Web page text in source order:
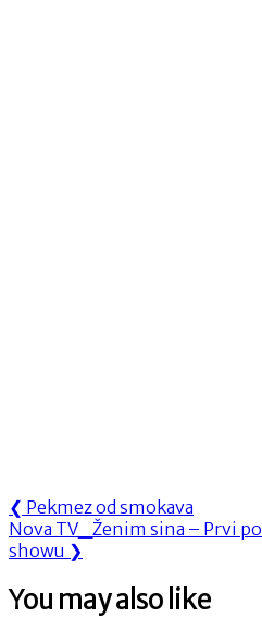
Navigacija
objava
❮ Previous
Post:
Pekmez od smokava
Next
Post:
Nova TV_Ženim sina – Prvi
showu ❯
You may also like